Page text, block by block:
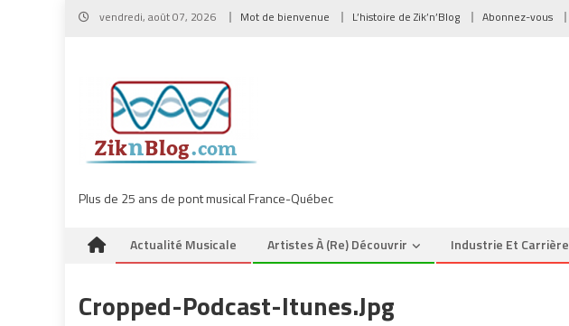
Skip
vendredi, août 07, 2026 Mot de bienvenue L’histoire de Zik’n’Blog Abonnez-vous
Plus de 25 ans de pont musical France-Québec
Actualité Musicale Artistes À (re) Découvrir Industrie Et Carrière
Cropped-Podcast-Itunes.jpg